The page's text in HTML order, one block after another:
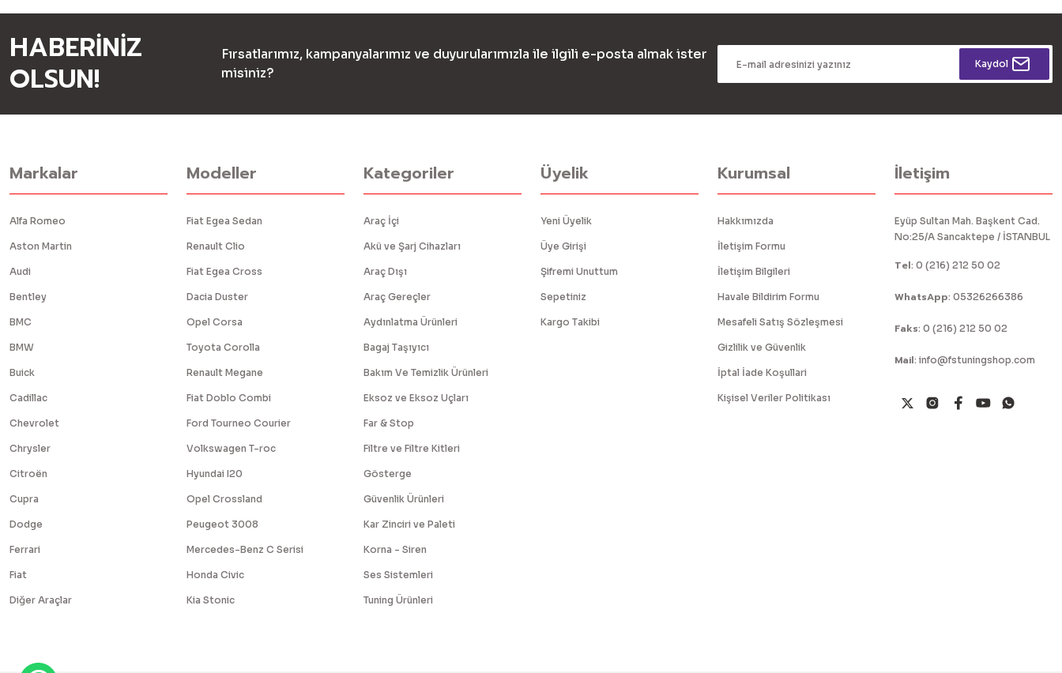
HABERİNİZ
OLSUN!
Fırsatlarımız, kampanyalarımız ve duyurularımızla ile ilgili e-posta almak ister
misiniz?
Kaydol
Markalar
Alfa Romeo
Aston Martin
Audi
Bentley
BMC
BMW
Buick
Cadillac
Chevrolet
Chrysler
Citroën
Cupra
Dodge
Ferrari
Fiat
Diğer Araçlar
Modeller
Fiat Egea Sedan
Renault Clio
Fiat Egea Cross
Dacia Duster
Opel Corsa
Toyota Corolla
Renault Megane
Fiat Doblo Combi
Ford Tourneo Courier
Volkswagen T-roc
Hyundai I20
Opel Crossland
Peugeot 3008
Mercedes-Benz C Serisi
Honda Civic
Kia Stonic
Kategoriler
Araç İçi
Akü ve Şarj Cihazları
Araç Dışı
Araç Gereçler
Aydınlatma Ürünleri
Bagaj Taşıyıcı
Bakım Ve Temizlik Ürünleri
Eksoz ve Eksoz Uçları
Far & Stop
Filtre ve Filtre Kitleri
Gösterge
Güvenlik Ürünleri
Kar Zinciri ve Paleti
Korna - Siren
Ses Sistemleri
Tuning Ürünleri
Üyelik
Yeni Üyelik
Üye Girişi
Şifremi Unuttum
Sepetiniz
Kargo Takibi
Kurumsal
Hakkımızda
İletişim Formu
İletişim Bilgileri
Havale Bildirim Formu
Mesafeli Satış Sözleşmesi
Gizlilik ve Güvenlik
İptal İade Koşullari
Kişisel Veriler Politikası
İletişim
Eyüp Sultan Mah. Başkent Cad.
No:25/A Sancaktepe / İSTANBUL
Tel: 0 (216) 212 50 02
WhatsApp: 05326266386
Faks: 0 (216) 212 50 02
Mail: info@fstuningshop.com